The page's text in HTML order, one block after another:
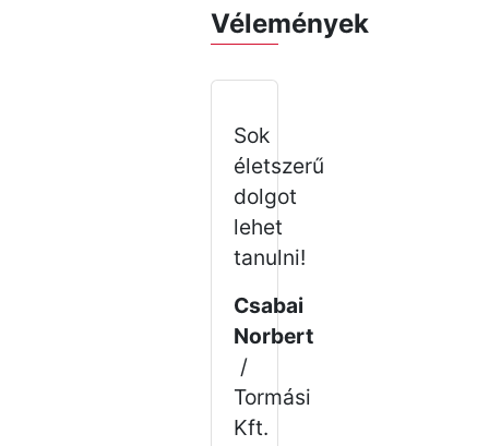
Vélemények
Sok
életszerű
dolgot
lehet
tanulni!
Csabai
Norbert
/
Tormási
Kft.